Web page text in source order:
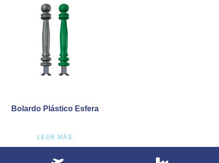
Bolardo Plástico Esfera
LEER MÁS